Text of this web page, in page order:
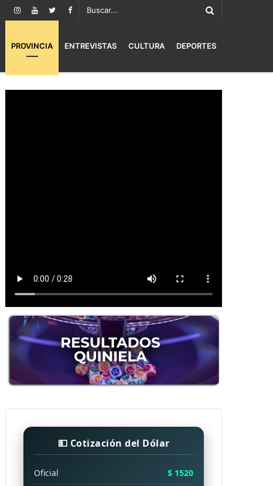
PROVINCIA ENTREVISTAS CULTURA DEPORTES
💵 Cotización del Dólar
Oficial
$ 1520